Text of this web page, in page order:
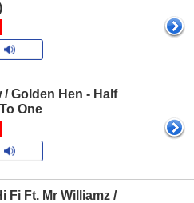
/ Golden Hen - Half
One
Fi Ft. Mr Williamz /